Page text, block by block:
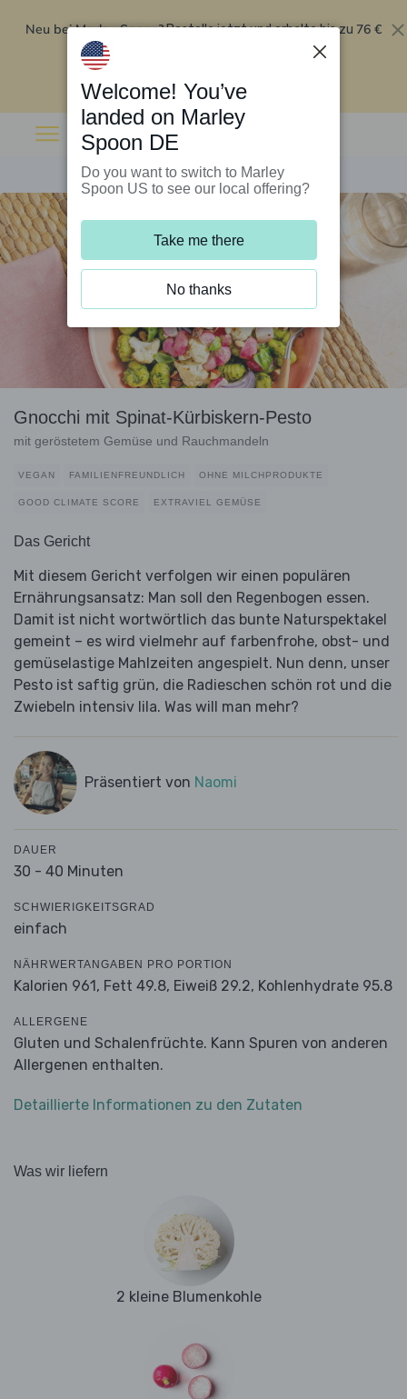
Neu bei Marley Spoon?Bestelle jetzt und erhalte bis zu 76 €
Rabatt auf deine ersten fünf Boxen
Gnocchi mit Spinat-Kürbiskern-Pesto
mit geröstetem Gemüse und Rauchmandeln
VEGAN FAMILIENFREUNDLICH OHNE MILCHPRODUKTE
GOOD CLIMATE SCORE EXTRAVIEL GEMÜSE
Das Gericht
Mit diesem Gericht verfolgen wir einen populären
Ernährungsansatz: Man soll den Regenbogen essen.
Damit ist nicht wortwörtlich das bunte Naturspektakel
gemeint – es wird vielmehr auf farbenfrohe, obst- und
gemüselastige Mahlzeiten angespielt. Nun denn, unser
Pesto ist saftig grün, die Radieschen schön rot und die
Zwiebeln intensiv lila. Was will man mehr?
Präsentiert von Naomi
DAUER
30 - 40 Minuten
SCHWIERIGKEITSGRAD
einfach
NÄHRWERTANGABEN PRO PORTION
Kalorien 961, Fett 49.8, Eiweiß 29.2, Kohlenhydrate 95.8
ALLERGENE
Gluten und Schalenfrüchte. Kann Spuren von anderen
Allergenen enthalten.
Detaillierte Informationen zu den Zutaten
Was wir liefern
2 kleine Blumenkohle
Welcome! You’ve
landed on Marley
Spoon DE
Do you want to switch to Marley
Spoon US to see our local offering?
Take me there
No thanks